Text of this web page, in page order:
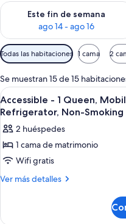
Este fin de semana
ago 14 - ago 16
Consulta la disponibilidad
Filtros
disponibles
para
las
habitaciones
Todas las habitaciones 1 cama 2
Se muestran 15 de 15
Abrir
todas
las
fotos
de
Accessible
-
Mobility
8
Accessible - 1 Queen,
Refrigerator, Non-Smoking
2 huéspedes
1 cama de matrimonio
Wifi gratis
Ver más detalles
Más